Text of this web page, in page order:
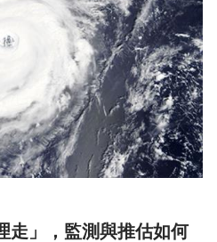
走」，監測與推估如何